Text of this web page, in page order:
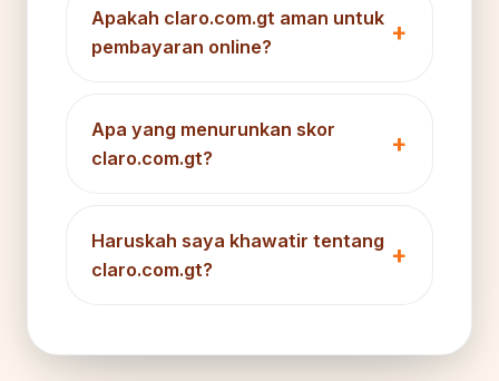
Apakah claro.com.gt aman untuk
pembayaran online?
Apa yang menurunkan skor
claro.com.gt?
Haruskah saya khawatir tentang
claro.com.gt?